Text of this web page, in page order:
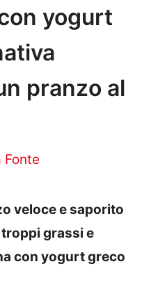
yogurt
pranzo al
Fonte
veloce e saporito
grassi e
con yogurt greco